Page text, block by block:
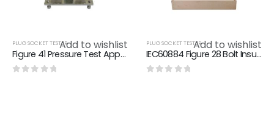
Add to wishlist
PLUG SOCKET TESTER
Figure 41 Pressure Test Apparatus at High Temperature 2 Station
Add to wishlist
PLUG SOCKET TESTER
IEC60884 Figure 28 Bolt Insulation Sleeves Plug Socket Tester For Abrasion Resistance Testing